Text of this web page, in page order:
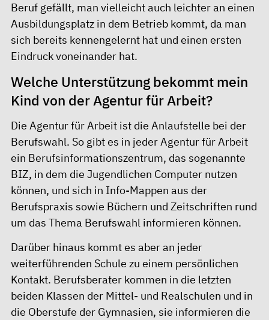
Beruf gefällt, man vielleicht auch leichter an einen
Ausbildungsplatz in dem Betrieb kommt, da man
sich bereits kennengelernt hat und einen ersten
Eindruck voneinander hat.
Welche Unterstützung bekommt mein
Kind von der Agentur für Arbeit?
Die Agentur für Arbeit ist die Anlaufstelle bei der
Berufswahl. So gibt es in jeder Agentur für Arbeit
ein Berufsinformationszentrum, das sogenannte
BIZ, in dem die Jugendlichen Computer nutzen
können, und sich in Info-Mappen aus der
Berufspraxis sowie Büchern und Zeitschriften rund
um das Thema Berufswahl informieren können.
Darüber hinaus kommt es aber an jeder
weiterführenden Schule zu einem persönlichen
Kontakt. Berufsberater kommen in die letzten
beiden Klassen der Mittel- und Realschulen und in
die Oberstufe der Gymnasien, sie informieren die